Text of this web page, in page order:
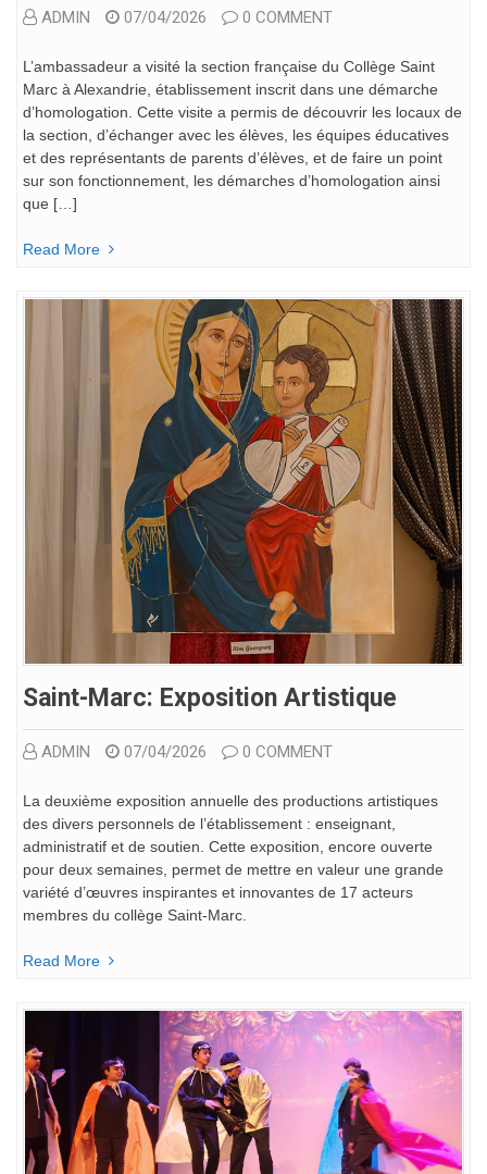
ADMIN 07/04/2026 0 COMMENT
L’ambassadeur a visité la section française du Collège Saint
Marc à Alexandrie, établissement inscrit dans une démarche
d’homologation. Cette visite a permis de découvrir les locaux de
la section, d’échanger avec les élèves, les équipes éducatives
et des représentants de parents d’élèves, et de faire un point
sur son fonctionnement, les démarches d’homologation ainsi
que […]
Read More
Saint-Marc: Exposition Artistique
ADMIN 07/04/2026 0 COMMENT
La deuxième exposition annuelle des productions artistiques
des divers personnels de l’établissement : enseignant,
administratif et de soutien. Cette exposition, encore ouverte
pour deux semaines, permet de mettre en valeur une grande
variété d’œuvres inspirantes et innovantes de 17 acteurs
membres du collège Saint-Marc.
Read More